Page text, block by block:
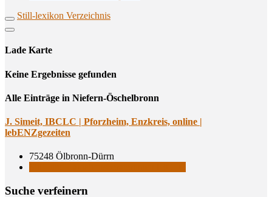
Still-lexikon Verzeichnis
Lade Karte
Кeine Ergebnisse gefunden
Alle Einträge in Niefern-Öschelbronn
J. Simeit, IBCLC | Pforz­heim, Enz­kreis, online |
lebENZgezeiten
75248 Ölbronn-Dürrn
Suche ver­fei­nern